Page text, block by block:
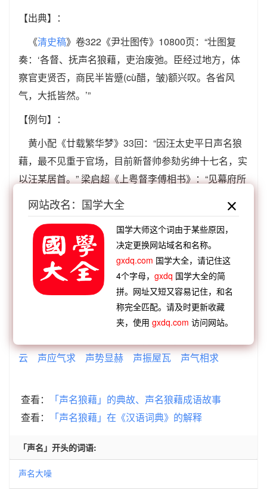
【出典】：
《清史稿》卷322《尹壮图传》10800页：“壮图复
奏：‘各督、抚声名狼藉，吏治废弛。臣经过地方，体
察官吏贤否，商民半皆蹙(cù醋，皱)额兴叹。各省风
气，大抵皆然。’”
【例句】：
黄小配《廿载繁华梦》33回：“因汪太史平日声名狼
藉，最不见重于官场，目前新督帅参劾劣绅十七名，实
以汪某居首。” 梁启超《上粤督李傅相书》：“见幕府所
征集者，类皆声名狼藉，千夫所指之人。”
声名狼藉 成语接龙
【顺接】： 藉草枕块
藉糟枕麹
【顺接】： 死相枕藉 贪汙狼藉 缠绵蕴藉
风流缊
赃私狼藉 死伤枕藉 饿莩枕藉
人言藉藉
吠影吠声 金革之声
遁迹销
襦袴欢声 如响应声
正色厉声
云
声应气求 声势显赫 声振屋瓦 声气相求
查看：
「声名狼藉」的典故、声名狼藉成语故事
查看：
「声名狼藉」在《汉语词典》的解释
「声名」开头的词语:
声名大噪
网站改名：国学大全
国学大师这个词由于某些原因，
决定更换网站域名和名称。
gxdq.com 国学大全，请记住这
4个字母，gxdq 国学大全的简
拼。网址又短又容易记住，和名
称完全匹配。请及时更新收藏
夹，使用gxdq.com 访问网站。